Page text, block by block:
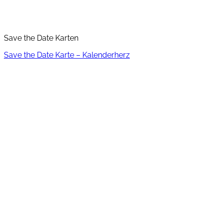
Save the Date Karten
Save the Date Karte – Kalenderherz